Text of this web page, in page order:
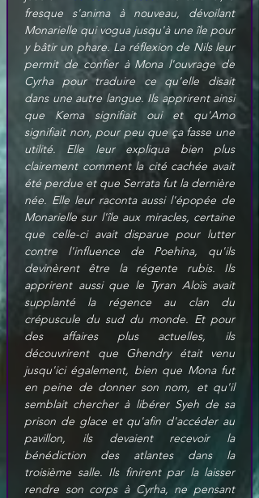
fresque s'anima à nouveau, dévoilant
Monarielle qui vogua jusqu'à une île pour
y bâtir un phare. La réflexion de Nils leur
permit de confier à Mona l'ouvrage de
Cyrha pour traduire ce qu'elle disait
dans une autre langue. Ils apprirent ainsi
que Kema signifiait oui et qu'Amo
signifiait non, pour peu que ça fasse une
utilité. Elle leur expliqua bien plus
clairement comment la cité cachée avait
été perdue et que Serrata fut la dernière
née. Elle leur raconta aussi l'épopée de
Monarielle sur l'île aux miracles, certaine
que celle-ci avait disparue pour lutter
contre l'influence de Poehina, qu'ils
devinèrent être la régente rubis. Ils
apprirent aussi que le Tyran Aloïs avait
supplanté la régence au clan du
crépuscule du sud du monde. Et pour
des affaires plus actuelles, ils
découvrirent que Ghendry était venu
jusqu'ici également, bien que Mona fut
en peine de donner son nom, et qu'il
semblait chercher à libérer Syeh de sa
prison de glace et qu'afin d'accéder au
pavillon, ils devaient recevoir la
bénédiction des atlantes dans la
troisième salle. Ils finirent par la laisser
rendre son corps à Cyrha, ne pensant